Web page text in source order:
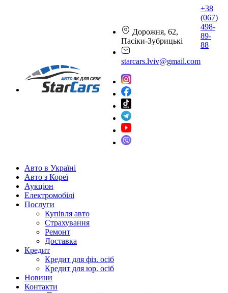
Дорожня, 62,
Пасіки-Зубрицькі
starcars.lviv@gmail.com
+38
(067)
498-
89-
88
Авто в Україні
Авто з Кореї
Аукціон
Електромобілі
Послуги
Купівля авто
Страхування
Ремонт
Доставка
Кредит
Кредит для фіз. осіб
Кредит для юр. осіб
Новини
Контакти